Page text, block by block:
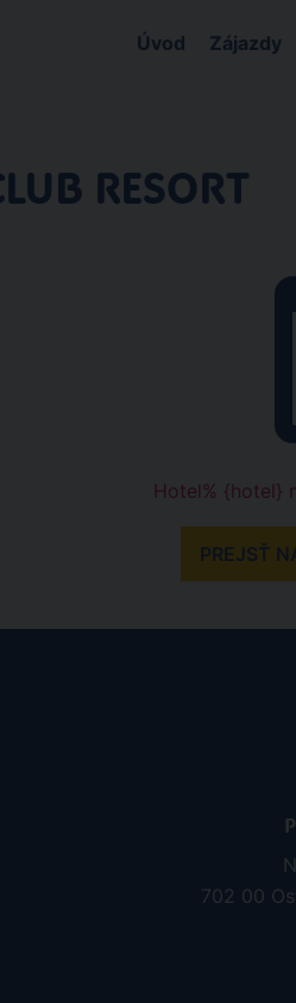
Úvod Zájazdy
RESORT
Hotel% {hotel}
PREJSŤ
702 00